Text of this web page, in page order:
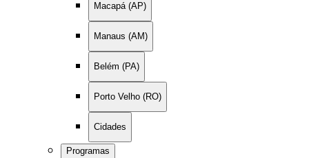
Macapá (AP)
Manaus (AM)
Belém (PA)
Porto Velho (RO)
Cidades
Programas